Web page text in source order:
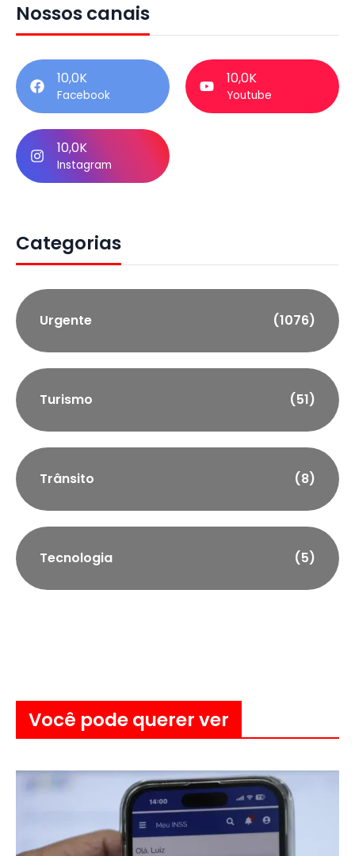
Nossos canais
10,0K
Facebook
10,0K
Youtube
10,0K
Instagram
Categorias
Urgente (1076)
Turismo (51)
Trânsito (8)
Tecnologia (5)
Você pode querer ver